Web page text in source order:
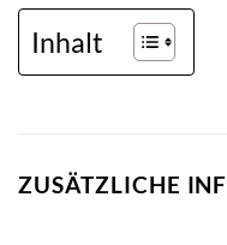
Inhalt
ZUSÄTZLICHE